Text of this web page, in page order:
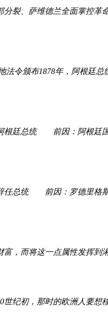
萨维德兰全面掌控革
令颁布1878年，阿根廷
总统 前因：阿根廷国
统 前因：罗德里格斯
，而将这一点属性发挥
初，那时的欧洲人要想